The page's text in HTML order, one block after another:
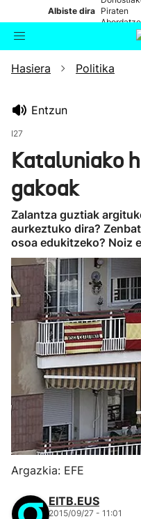
Albiste dira Piraten
Bilatzailea
Hasiera Politika
Entzun
I27
Kataluniako
gakoak
Zalantza guztiak
aurkeztuko dira?
osoa edukitzeko? Noiz
Argazkia: EFE
EITB.EUS
2015/09/27 - 11:01